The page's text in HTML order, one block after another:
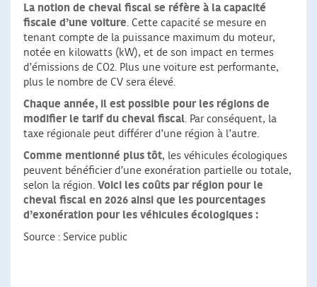
La notion de cheval fiscal se réfère à la capacité
fiscale d’une voiture. Cette capacité se mesure en
tenant compte de la puissance maximum du moteur,
notée en kilowatts (kW), et de son impact en termes
d’émissions de CO2. Plus une voiture est performante,
plus le nombre de CV sera élevé.
Chaque année, il est possible pour les régions de
modifier le tarif du cheval fiscal. Par conséquent, la
taxe régionale peut différer d’une région à l’autre.
Comme mentionné plus tôt, les véhicules écologiques
peuvent bénéficier d’une exonération partielle ou totale,
selon la région. Voici les coûts par région pour le
cheval fiscal en 2026 ainsi que les pourcentages
d’exonération pour les véhicules écologiques :
Source : Service public